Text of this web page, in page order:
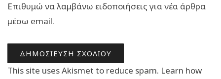
Επιθυμώ να λαμβάνω ειδοποιήσεις για νέα άρθρα
μέσω email.
This site uses Akismet to reduce spam. Learn how